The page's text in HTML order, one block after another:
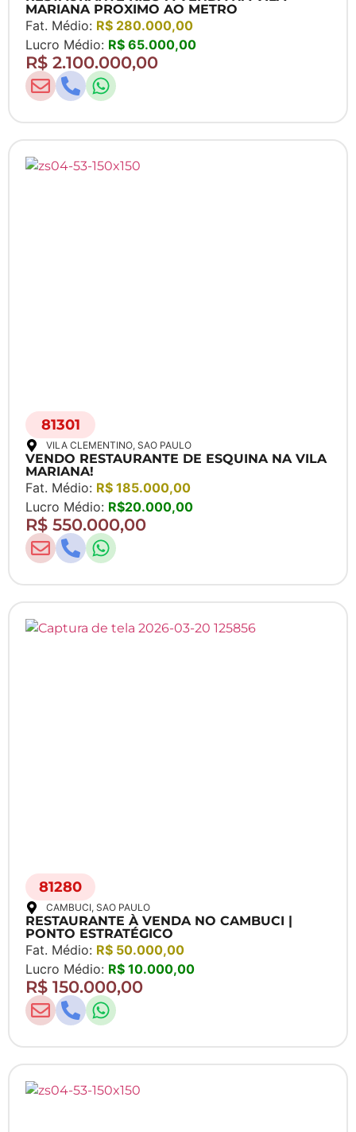
MARIANA PROXIMO AO METRO
Fat. Médio: R$ 280.000,00
Lucro Médio: R$ 65.000,00
R$ 2.100.000,00
81301
VILA CLEMENTINO, SAO PAULO
VENDO RESTAURANTE DE ESQUINA NA VILA
MARIANA!
Fat. Médio: R$ 185.000,00
Lucro Médio: R$20.000,00
R$ 550.000,00
81280
CAMBUCI, SAO PAULO
RESTAURANTE À VENDA NO CAMBUCI |
PONTO ESTRATÉGICO
Fat. Médio: R$ 50.000,00
Lucro Médio: R$ 10.000,00
R$ 150.000,00